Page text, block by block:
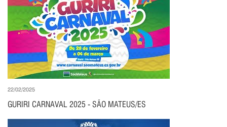
22/02/2025
GURIRI CARNAVAL 2025 - SÃO MATEUS/ES